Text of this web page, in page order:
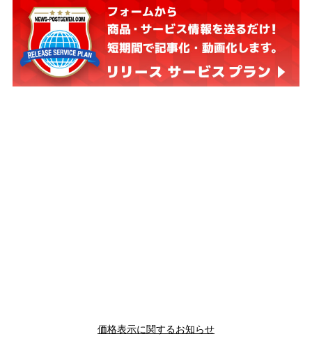
価格表示に関するお知らせ